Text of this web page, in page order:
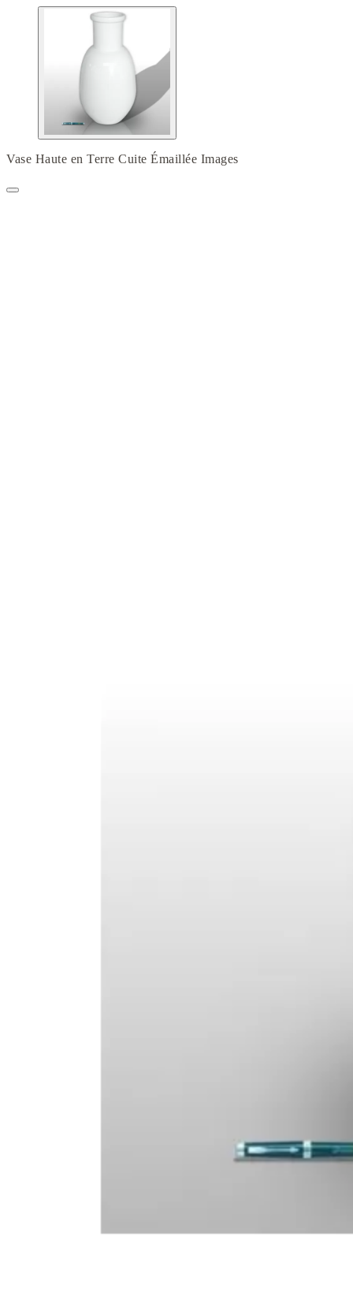
Vase Haute en Terre Cuite Émaillée Images